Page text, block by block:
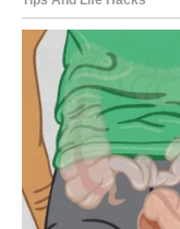
Pred vama je veliki
Sve ono što je
na svoje mjesto.
Bogatsvo
Pred vama su